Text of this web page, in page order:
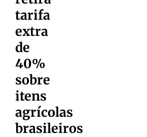
tarifa
extra
de
40%
sobre
itens
agrícolas
brasileiros